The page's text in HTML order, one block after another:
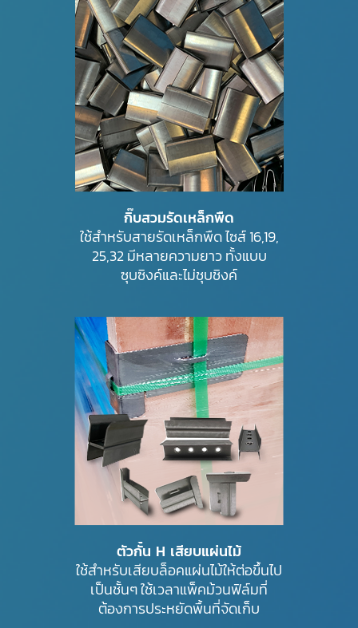
กิ๊บสวมรัดเหล็กพืด
ใช้สำหรับสายรัดเหล็กพืด ไซส์ 16,19,
25,32 มีหลายความยาว ทั้งแบบ
ซุบซิงค์และไม่ชุบชิงค์
ตัวกั้น H เสียบแผ่นไม้
ใช้สำหรับเสียบล็อคแผ่นไม้ให้ต่อขึ้นไป
เป็นชั้นๆ ใช้เวลาแพ็คม้วนฟิล์มที่
ต้องการประหยัดพื้นที่จัดเก็บ